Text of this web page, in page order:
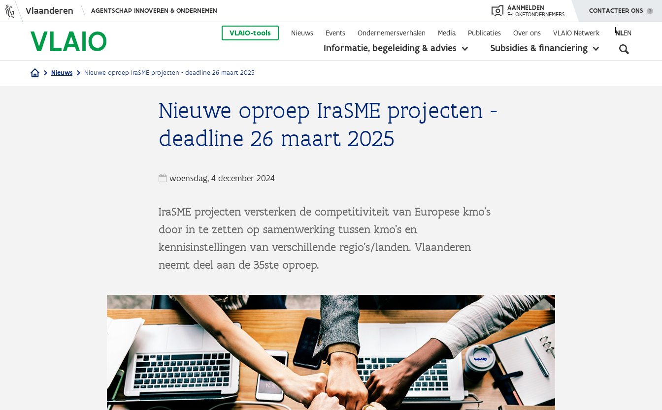
Overslaan
en
naar
de
Vlaanderen AGENTSCHAP INNOVEREN & ONDERNEMEN AANMELDEN
E-LOKETONDERNEMERS TOON MENU
CONTACTEER ONS
VLAIO-tools Nieuws Events Ondernemersverhalen Media Publicaties Over ons VLAIO Netwerk NLEN
Informatie, begeleiding & advies
toon
Subsidies & financiering
toon
Nieuws Nieuwe oproep IraSME projecten - deadline 26 maart 2025
Nieuwe oproep IraSME projecten -
deadline 26 maart 2025
woensdag, 4 december 2024
IraSME projecten versterken de competitiviteit van Europese kmo’s
door in te zetten op samenwerking tussen kmo’s en
kennisinstellingen van verschillende regio's/landen. Vlaanderen
neemt deel aan de 35ste oproep.